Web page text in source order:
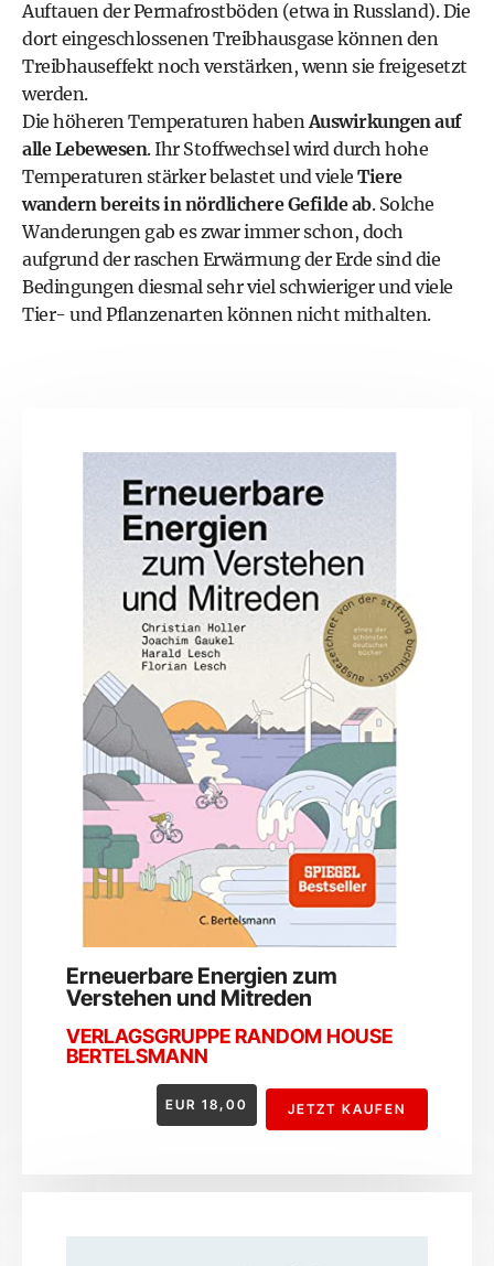
Auftauen der Permafrostböden (etwa in Russland). Die
dort eingeschlossenen Treibhausgase können den
Treibhauseffekt noch verstärken, wenn sie freigesetzt
werden.
Die höheren Temperaturen haben Auswirkungen auf
alle Lebewesen. Ihr Stoffwechsel wird durch hohe
Temperaturen stärker belastet und viele Tiere
wandern bereits in nördlichere Gefilde ab. Solche
Wanderungen gab es zwar immer schon, doch
aufgrund der raschen Erwärmung der Erde sind die
Bedingungen diesmal sehr viel schwieriger und viele
Tier- und Pflanzenarten können nicht mithalten.
Erneuerbare Energien zum
Verstehen und Mitreden
VERLAGSGRUPPE RANDOM HOUSE
BERTELSMANN
EUR 18,00 JETZT KAUFEN